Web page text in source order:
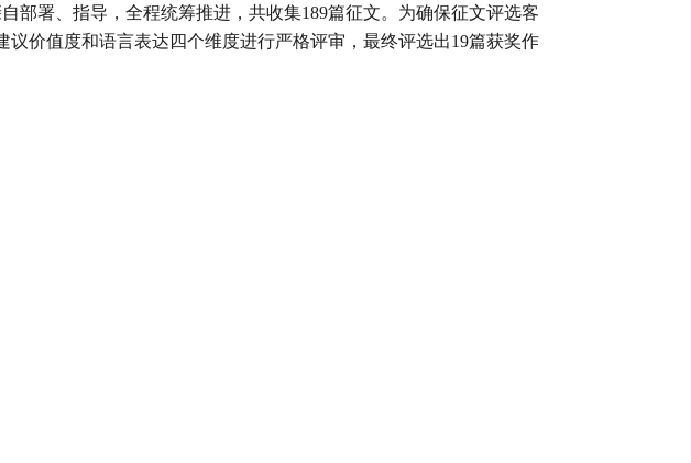
部署、指导，全程统筹推进，共收集189篇征文。为确保征文评选客
价值度和语言表达四个维度进行严格评审，最终评选出19篇获奖作